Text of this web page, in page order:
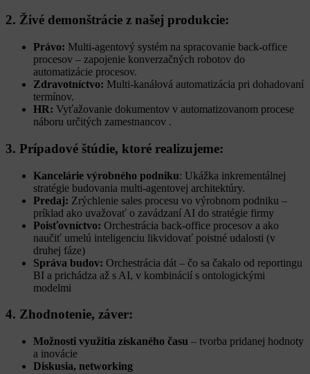
2. Živé demonštrácie z našej produkcie:
Právo: Multi-agentový systém na spracovanie back-office
procesov – zapojenie konverzačných robotov do
automatizácie procesov.
Zdravotníctvo: Multi-kanálová automatizácia pri dohadovaní
termínov.
HR: Vyťažovanie dokumentov v automatizovanom procese
náboru určitých zamestnancov .
3. Prípadové štúdie, ktoré realizujeme:
Kancelárie výrobného podniku: Ukážka inkrementálnej
stratégie budovania multi-agentovej architektúry.
Predaj: Zrýchlenie sales procesu vo výrobnom podniku –
príklad ako uvažovať o zavádzaní AI do stratégie firmy
Poisťovníctvo: Orchestrácia back-office procesov a ako
naučiť umelú inteligenciu likvidovať poistné udalosti (v
druhej fáze)
Správa budov: Orchestrácia dát – čo sa čakalo od reportingu
BI a prichádza až s AI, v kombinácií s ontologickými
modelmi
4. Zhodnotenie, záver:
Možnosti využitia získaného času – tvorba pridanej hodnoty
a inovácie
Diskusia, networking